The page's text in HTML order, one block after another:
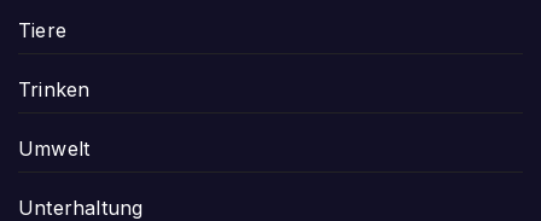
Tiere
Trinken
Umwelt
Unterhaltung